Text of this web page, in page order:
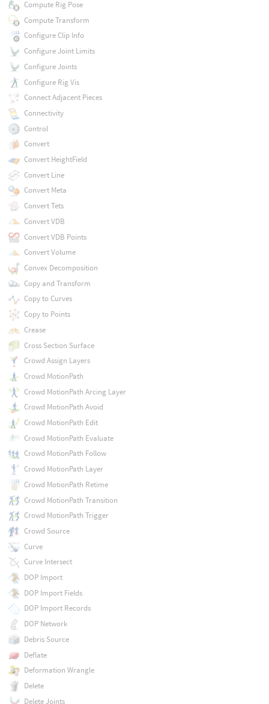
Compute Rig Pose
Compute Transform
Configure Clip Info
Configure Joint Limits
Configure Joints
Configure Rig Vis
Connect Adjacent Pieces
Connectivity
Control
Convert
Convert HeightField
Convert Line
Convert Meta
Convert Tets
Convert VDB
Convert VDB Points
Convert Volume
Convex Decomposition
Copy and Transform
Copy to Curves
Copy to Points
Crease
Cross Section Surface
Crowd Assign Layers
Crowd MotionPath
Crowd MotionPath Arcing Layer
Crowd MotionPath Avoid
Crowd MotionPath Edit
Crowd MotionPath Evaluate
Crowd MotionPath Follow
Crowd MotionPath Layer
Crowd MotionPath Retime
Crowd MotionPath Transition
Crowd MotionPath Trigger
Crowd Source
Curve
Curve Intersect
DOP Import
DOP Import Fields
DOP Import Records
DOP Network
Debris Source
Deflate
Deformation Wrangle
Delete
Delete Joints